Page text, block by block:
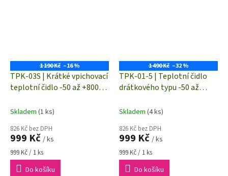
1 190 Kč –16 %
TPK-03S | Krátké vpichovací
teplotní čidlo -50 až +800°C
Skladem (1 ks)
826 Kč bez DPH
999 Kč / ks
Měrná
cena:
999 Kč / 1 ks
Do košíku
1 490 Kč –32 %
TPK-01-5 | Teplotní čidlo
drátkového typu -50 až
"K" (NiCr-Ni)
Skladem (4 ks)
826 Kč bez DPH
999 Kč / ks
Měrná
cena:
999 Kč / 1 ks
Do košíku